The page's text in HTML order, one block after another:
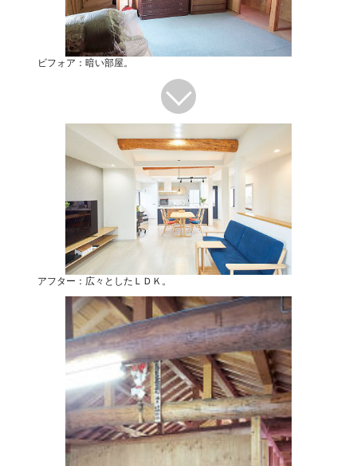
ビフォア：暗い部屋。
アフター：広々としたＬＤＫ。